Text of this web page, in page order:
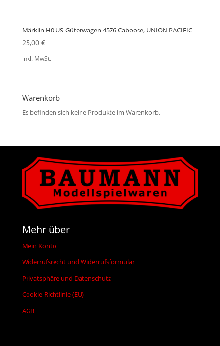
Märklin H0 US-Güterwagen 4576 Caboose, UNION PACIFIC
25,00 €
inkl. MwSt.
Warenkorb
Es befinden sich keine Produkte im Warenkorb.
Mehr über
Mein Konto
Widerrufsrecht und Widerrufsformular
Privatsphäre und Datenschutz
Cookie-Richtlinie (EU)
AGB